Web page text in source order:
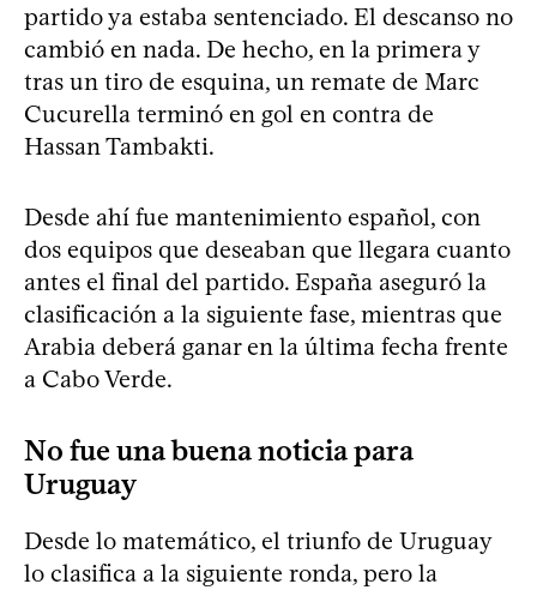
partido ya estaba sentenciado. El descanso no
cambió en nada. De hecho, en la primera y
tras un tiro de esquina, un remate de Marc
Cucurella terminó en gol en contra de
Hassan Tambakti.
Desde ahí fue mantenimiento español, con
dos equipos que deseaban que llegara cuanto
antes el final del partido. España aseguró la
clasificación a la siguiente fase, mientras que
Arabia deberá ganar en la última fecha frente
a Cabo Verde.
No fue una buena noticia para
Uruguay
Desde lo matemático, el triunfo de Uruguay
lo clasifica a la siguiente ronda, pero la